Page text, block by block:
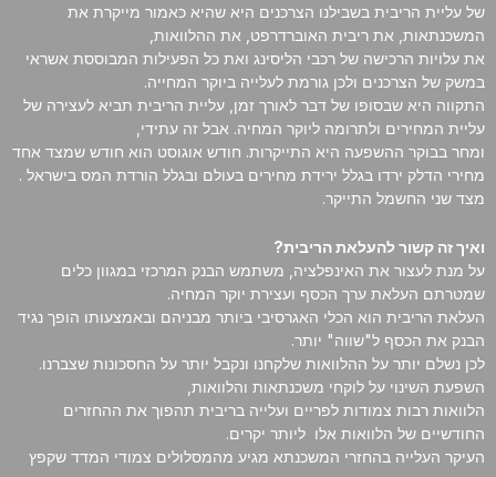
של עליית הריבית בשבילנו הצרכנים היא שהיא כאמור מייקרת את
המשכנתאות, את ריבית האוברדרפט, את ההלוואות,
את עלויות הרכישה של רכבי הליסינג ואת כל הפעילות המבוססת אשראי
במשק של הצרכנים ולכן גורמת לעלייה ביוקר המחייה.
התקווה היא שבסופו של דבר לאורך זמן, עליית הריבית תביא לעצירה של
עליית המחירים ולתרומה ליוקר המחיה. אבל זה עתידי,
ומחר בבוקר ההשפעה היא התייקרות. חודש אוגוסט הוא חודש שמצד אחד
מחירי הדלק ירדו בגלל ירידת מחירים בעולם ובגלל הורדת המס בישראל .
מצד שני החשמל התייקר.
ואיך זה קשור להעלאת הריבית?
על מנת לעצור את האינפלציה, משתמש הבנק המרכזי במגוון כלים
שמטרתם העלאת ערך הכסף ועצירת יוקר המחיה.
העלאת הריבית הוא הכלי האגרסיבי ביותר מבניהם ובאמצעותו הופך נגיד
הבנק את הכסף ל"שווה" יותר.
לכן נשלם יותר על ההלוואות שלקחנו ונקבל יותר על החסכונות שצברנו.
השפעת השינוי על לוקחי משכנתאות והלוואות,
הלוואות רבות צמודות לפריים ועלייה בריבית תהפוך את ההחזרים
החודשיים של הלוואות אלו ליותר יקרים.
העיקר העלייה בהחזרי המשכנתא מגיע מהמסלולים צמודי המדד שקפץ